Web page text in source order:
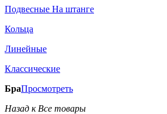
Подвесные На штанге
Кольца
Линейные
Классические
БраПросмотреть
Назад к Все товары